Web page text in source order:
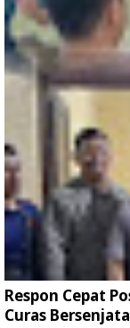
Respon Cepat
Curas